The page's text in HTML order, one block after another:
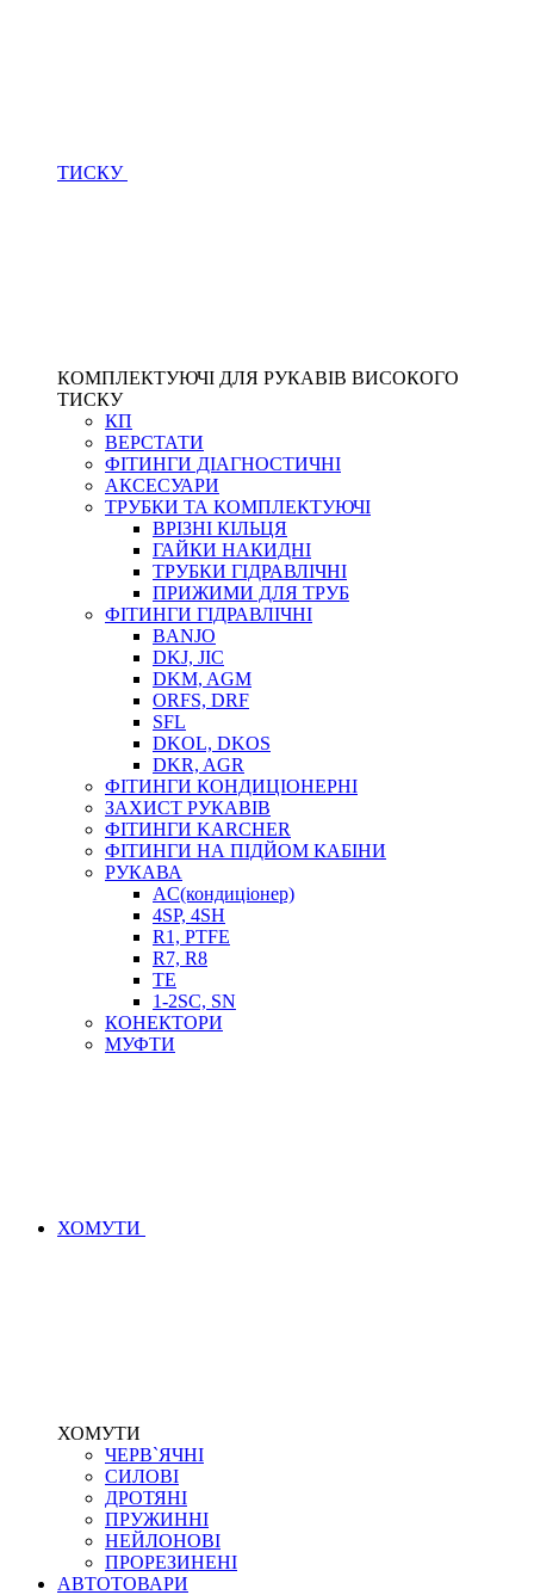
ТИСКУ
КОМПЛЕКТУЮЧІ ДЛЯ РУКАВІВ ВИСОКОГО
ТИСКУ
КП
ВЕРСТАТИ
ФІТИНГИ ДІАГНОСТИЧНІ
АКСЕСУАРИ
ТРУБКИ ТА КОМПЛЕКТУЮЧІ
ВРІЗНІ КІЛЬЦЯ
ГАЙКИ НАКИДНІ
ТРУБКИ ГІДРАВЛІЧНІ
ПРИЖИМИ ДЛЯ ТРУБ
ФІТИНГИ ГІДРАВЛІЧНІ
BANJO
DKJ, JIC
DKM, AGM
ORFS, DRF
SFL
DKOL, DKOS
DKR, AGR
ФІТИНГИ КОНДИЦІОНЕРНІ
ЗАХИСТ РУКАВІВ
ФІТИНГИ KARCHER
ФІТИНГИ НА ПІДЙОМ КАБІНИ
РУКАВА
AC(кондиціонер)
4SP, 4SH
R1, PTFE
R7, R8
TE
1-2SC, SN
КОНЕКТОРИ
МУФТИ
ХОМУТИ
ХОМУТИ
ЧЕРВ`ЯЧНІ
СИЛОВІ
ДРОТЯНІ
ПРУЖИННІ
НЕЙЛОНОВІ
ПРОРЕЗИНЕНІ
АВТОТОВАРИ